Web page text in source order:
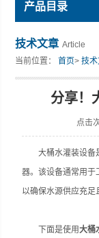
张家港市裕丰饮料机械
产品目录
技术文章 Article
当前位置：首页>技
分享！
点击
大桶水灌装设备是
器。该设备通常用于
以确保水源供应充足
下面是使用大桶